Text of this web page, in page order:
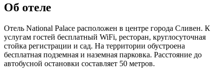
Об отеле
Отель National Palace расположен в центре города Сливен. К
услугам гостей бесплатный WiFi, ресторан, круглосуточная
стойка регистрации и сад. На территории обустроена
бесплатная подземная и наземная парковка. Расстояние до
автобусной остановки составляет 50 метров.